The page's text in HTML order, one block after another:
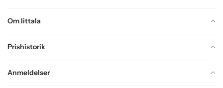
Om Iittala
Prishistorik
Anmeldelser